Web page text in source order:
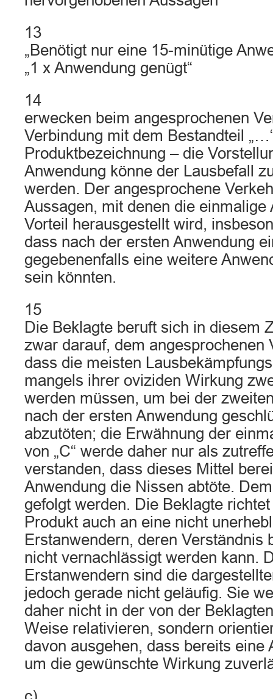
13
„Benötigt nur eine 15-minütige
„1 x Anwendung genügt“
14
erwecken beim angesprochenen
Verbindung mit dem Bestandteil
Produktbezeichnung – die
Anwendung könne der Lausbefall
werden. Der angesprochene
Aussagen, mit denen die einmalige
Vorteil herausgestellt wird,
dass nach der ersten Anwendung
gegebenenfalls eine weitere
sein könnten.
15
Die Beklagte beruft sich in diesem
zwar darauf, dem angesprochenen
dass die meisten
mangels ihrer oviziden Wirkung
werden müssen, um bei der
nach der ersten Anwendung
abzutöten; die Erwähnung der
von „C“ werde daher nur als
verstanden, dass dieses Mittel
Anwendung die Nissen abtöte.
gefolgt werden. Die Beklagte
Produkt auch an eine nicht
Erstanwendern, deren Verständnis
nicht vernachlässigt werden kann.
Erstanwendern sind die
jedoch gerade nicht geläufig. Sie
daher nicht in der von der
Weise relativieren, sondern
davon ausgehen, dass bereits eine
um die gewünschte Wirkung